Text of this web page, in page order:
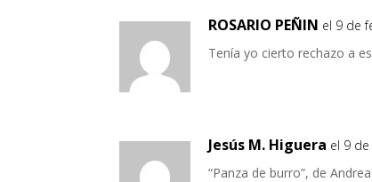
ROSARIO PEÑIN el 9 de
Tenía yo cierto rechazo a
Jesús M. Higuera el 9
“Panza de burro”, de